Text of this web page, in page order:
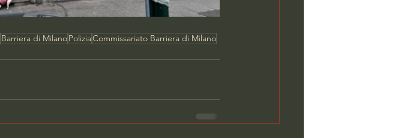
Barriera di MilanoPoliziaCommissariato Barriera di Milano